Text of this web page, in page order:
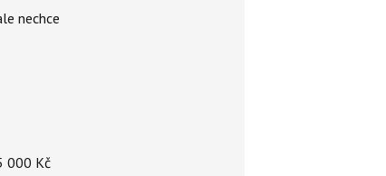
nechce
000 Kč